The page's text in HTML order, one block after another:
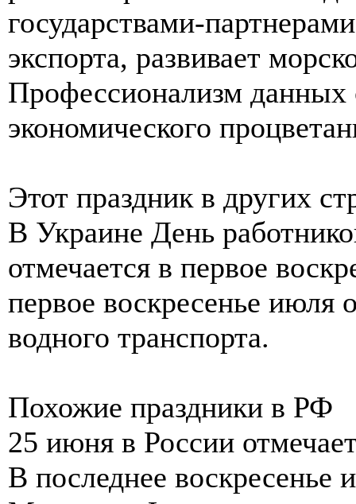
государствами-
экспорта, развивает
Профессионализм данных
экономического
Этот праздник в других
В Украине День
отмечается в первое
первое воскресенье июля
водного транспорта.
Похожие праздники в РФ
25 июня в России
В последнее воскресенье